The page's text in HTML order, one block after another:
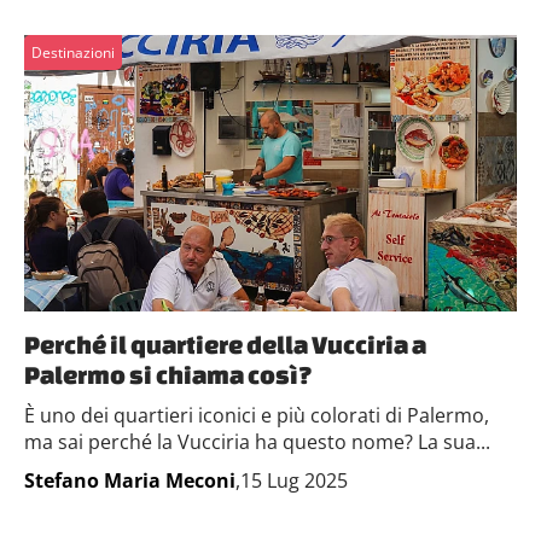
Destinazioni
Perché il quartiere della Vucciria a
Palermo si chiama così?
È uno dei quartieri iconici e più colorati di Palermo,
ma sai perché la Vucciria ha questo nome? La sua...
Stefano Maria Meconi,15 Lug 2025